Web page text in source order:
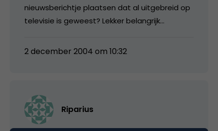
nieuwsberichtje plaatsen dat al uitgebreid op
televisie is geweest? Lekker belangrijk…
2 december 2004 om 10:32
Riparius